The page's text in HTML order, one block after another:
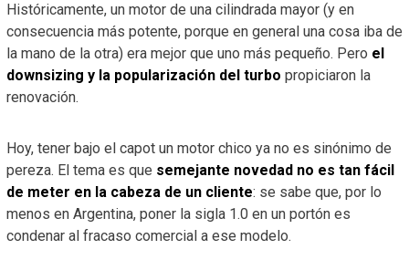
Históricamente, un motor de una cilindrada mayor (y en
consecuencia más potente, porque en general una cosa iba de
la mano de la otra) era mejor que uno más pequeño. Pero el
downsizing y la popularización del turbo propiciaron la
renovación.
Hoy, tener bajo el capot un motor chico ya no es sinónimo de
pereza. El tema es que semejante novedad no es tan fácil
de meter en la cabeza de un cliente: se sabe que, por lo
menos en Argentina, poner la sigla 1.0 en un portón es
condenar al fracaso comercial a ese modelo.